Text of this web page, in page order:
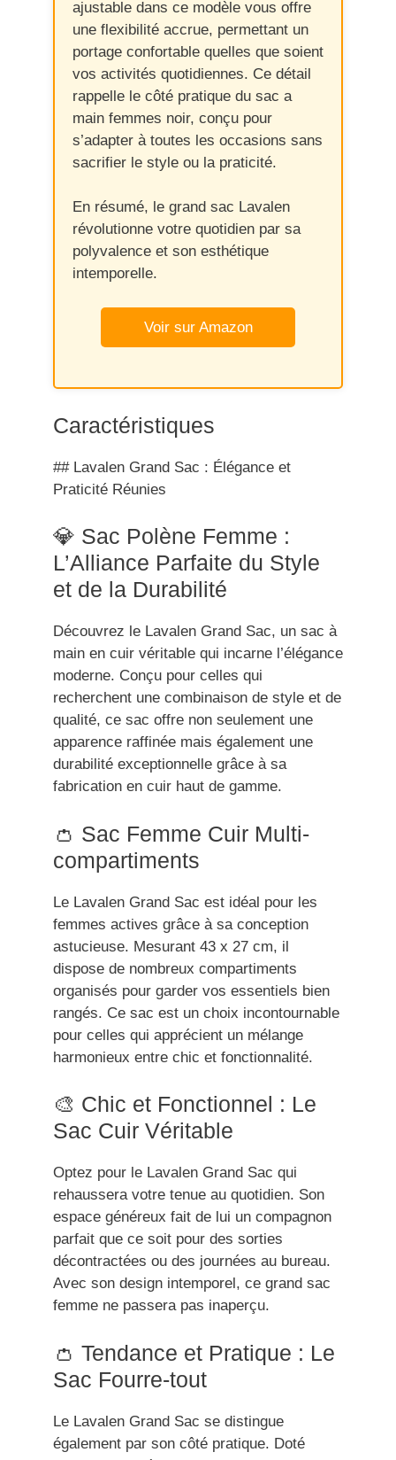
ajustable dans ce modèle vous offre
une flexibilité accrue, permettant un
portage confortable quelles que soient
vos activités quotidiennes. Ce détail
rappelle le côté pratique du sac a
main femmes noir, conçu pour
s’adapter à toutes les occasions sans
sacrifier le style ou la praticité.
En résumé, le grand sac Lavalen
révolutionne votre quotidien par sa
polyvalence et son esthétique
intemporelle.
Voir sur Amazon
Caractéristiques
## Lavalen Grand Sac : Élégance et
Praticité Réunies
💎 Sac Polène Femme :
L’Alliance Parfaite du Style
et de la Durabilité
Découvrez le Lavalen Grand Sac, un sac à
main en cuir véritable qui incarne l’élégance
moderne. Conçu pour celles qui
recherchent une combinaison de style et de
qualité, ce sac offre non seulement une
apparence raffinée mais également une
durabilité exceptionnelle grâce à sa
fabrication en cuir haut de gamme.
👛 Sac Femme Cuir Multi-
compartiments
Le Lavalen Grand Sac est idéal pour les
femmes actives grâce à sa conception
astucieuse. Mesurant 43 x 27 cm, il
dispose de nombreux compartiments
organisés pour garder vos essentiels bien
rangés. Ce sac est un choix incontournable
pour celles qui apprécient un mélange
harmonieux entre chic et fonctionnalité.
🎨 Chic et Fonctionnel : Le
Sac Cuir Véritable
Optez pour le Lavalen Grand Sac qui
rehaussera votre tenue au quotidien. Son
espace généreux fait de lui un compagnon
parfait que ce soit pour des sorties
décontractées ou des journées au bureau.
Avec son design intemporel, ce grand sac
femme ne passera pas inaperçu.
👛 Tendance et Pratique : Le
Sac Fourre-tout
Le Lavalen Grand Sac se distingue
également par son côté pratique. Doté